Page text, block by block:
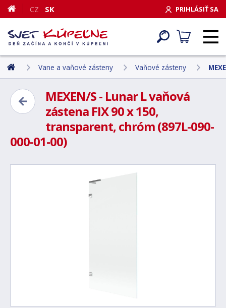
PRIHLÁSIŤ SA
CZ SK
Vane a vaňové zásteny Vaňové zásteny
MEXEN/S - Lunar L vaňová
zástena FIX 90 x 150,
transparent, chróm (897L-090-
000-01-00)